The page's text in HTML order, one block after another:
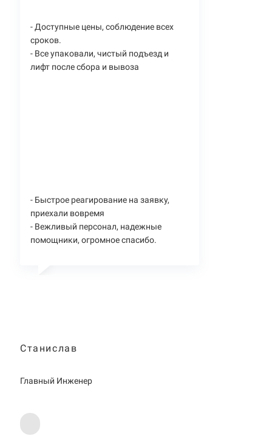
- Доступные цены, соблюдение всех
сроков.
- Все упаковали, чистый подъезд и
лифт после сбора и вывоза
- Быстрое реагирование на заявку,
приехали вовремя
- Вежливый персонал, надежные
помощники, огромное спасибо.
Станислав
Главный Инженер